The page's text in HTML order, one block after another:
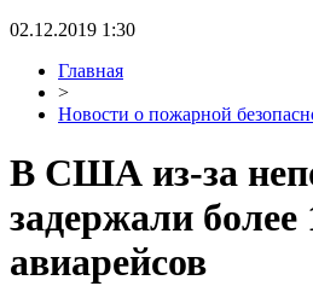
02.12.2019 1:30
Главная
>
Новости о пожарной
В США из-за
задержали более
авиарейсов